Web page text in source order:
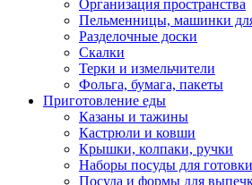
Организация пространства
Пельменницы, машинки
Разделочные доски
Скалки
Терки и измельчители
Фольга, бумага, пакеты
Приготовление еды
Казаны и тажины
Кастрюли и ковши
Крышки, колпаки, ручки
Наборы посуды для готовки
Посуда и формы для